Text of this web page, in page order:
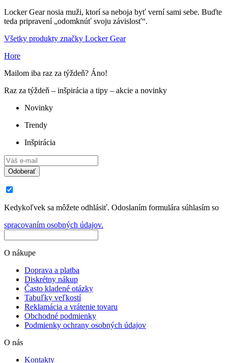
Locker Gear nosia muži, ktorí sa neboja byť verní sami sebe. Buďte
teda pripravení „odomknúť svoju závislosť“.
Všetky produkty značky Locker Gear
Hore
Mailom iba raz za týždeň? Áno!
Raz za týždeň – inšpirácia a tipy – akcie a novinky
Novinky
Trendy
Inšpirácia
Odoberať
Kedykoľvek sa môžete odhlásiť. Odoslaním formulára súhlasím so
spracovaním osobných údajov.
O nákupe
Doprava a platba
Diskrétny nákup
Často kladené otázky
Tabuľky veľkostí
Reklamácia a vrátenie tovaru
Obchodné podmienky
Podmienky ochrany osobných údajov
O nás
Kontakty